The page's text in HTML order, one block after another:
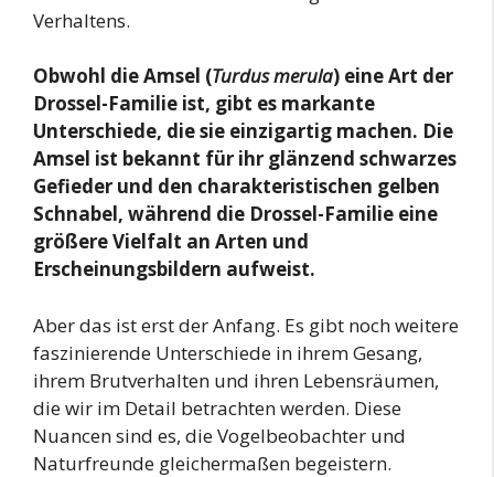
Verhaltens.
Obwohl die Amsel (Turdus merula) eine Art der
Drossel-Familie ist, gibt es markante
Unterschiede, die sie einzigartig machen. Die
Amsel ist bekannt für ihr glänzend schwarzes
Gefieder und den charakteristischen gelben
Schnabel, während die Drossel-Familie eine
größere Vielfalt an Arten und
Erscheinungsbildern aufweist.
Aber das ist erst der Anfang. Es gibt noch weitere
faszinierende Unterschiede in ihrem Gesang,
ihrem Brutverhalten und ihren Lebensräumen,
die wir im Detail betrachten werden. Diese
Nuancen sind es, die Vogelbeobachter und
Naturfreunde gleichermaßen begeistern.